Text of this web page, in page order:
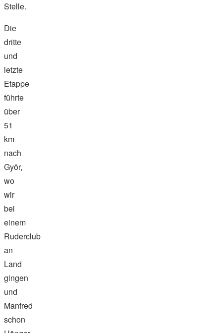
Stelle.
Die
dritte
und
letzte
Etappe
führte
über
51
km
nach
Györ,
wo
wir
bei
einem
Ruderclub
an
Land
gingen
und
Manfred
schon